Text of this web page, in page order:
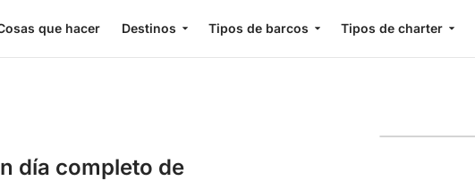
que hacer Destinos Tipos de barcos Tipos de charter
día completo de